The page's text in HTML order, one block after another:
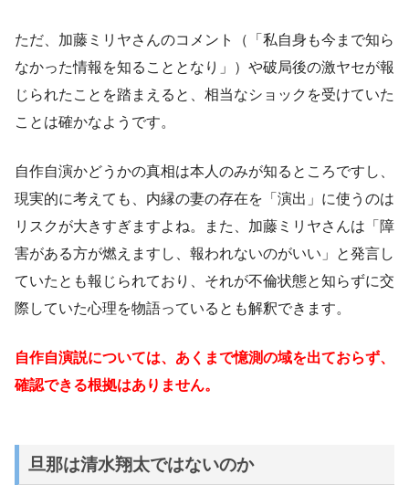
ただ、加藤ミリヤさんのコメント（「私自身も今まで知ら
なかった情報を知ることとなり」）や破局後の激ヤセが報
じられたことを踏まえると、相当なショックを受けていた
ことは確かなようです。
自作自演かどうかの真相は本人のみが知るところですし、
現実的に考えても、内縁の妻の存在を「演出」に使うのは
リスクが大きすぎますよね。また、加藤ミリヤさんは「障
害がある方が燃えますし、報われないのがいい」と発言し
ていたとも報じられており、それが不倫状態と知らずに交
際していた心理を物語っているとも解釈できます。
自作自演説については、あくまで憶測の域を出ておらず、
確認できる根拠はありません。
旦那は清水翔太ではないのか